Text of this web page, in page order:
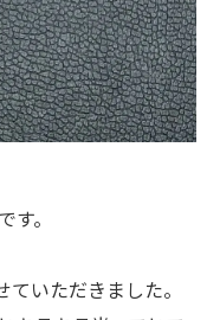
。
いただきました。